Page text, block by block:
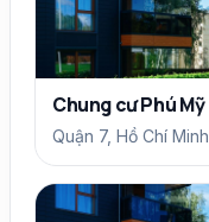
Chung cư Phú Mỹ
Quận 7, Hồ Chí Minh